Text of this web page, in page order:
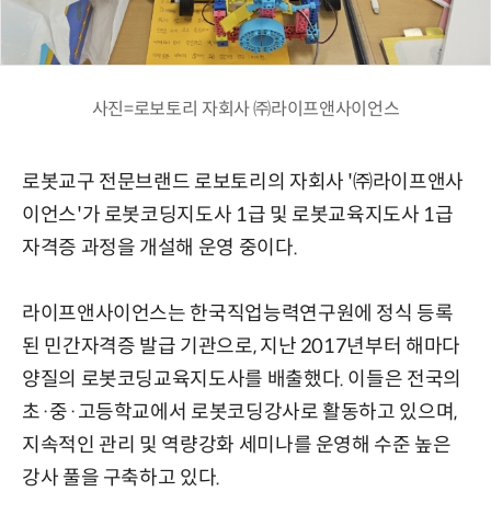
사진=로보토리 자회사 ㈜라이프앤사이언스
로봇교구 전문브랜드 로보토리의 자회사 '㈜라이프앤사
이언스'가 로봇코딩지도사 1급 및 로봇교육지도사 1급
자격증 과정을 개설해 운영 중이다.
라이프앤사이언스는 한국직업능력연구원에 정식 등록
된 민간자격증 발급 기관으로, 지난 2017년부터 해마다
양질의 로봇코딩교육지도사를 배출했다. 이들은 전국의
초·중·고등학교에서 로봇코딩강사로 활동하고 있으며,
지속적인 관리 및 역량강화 세미나를 운영해 수준 높은
강사 풀을 구축하고 있다.